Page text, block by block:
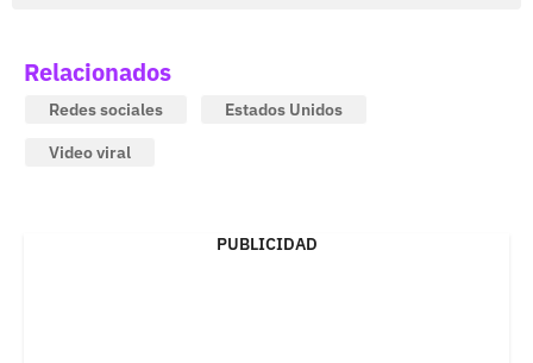
Relacionados
Redes sociales
Estados Unidos
Video viral
PUBLICIDAD